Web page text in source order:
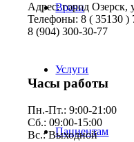
Врачи
Услуги
Пациентам
Адрес: город Озерск,
Телефоны: 8 ( 35130 )
8 (904) 300-30-77
Часы работы
Пн.-Пт.: 9:00-21:00
Сб.: 09:00-15:00
Вс.: Выходной